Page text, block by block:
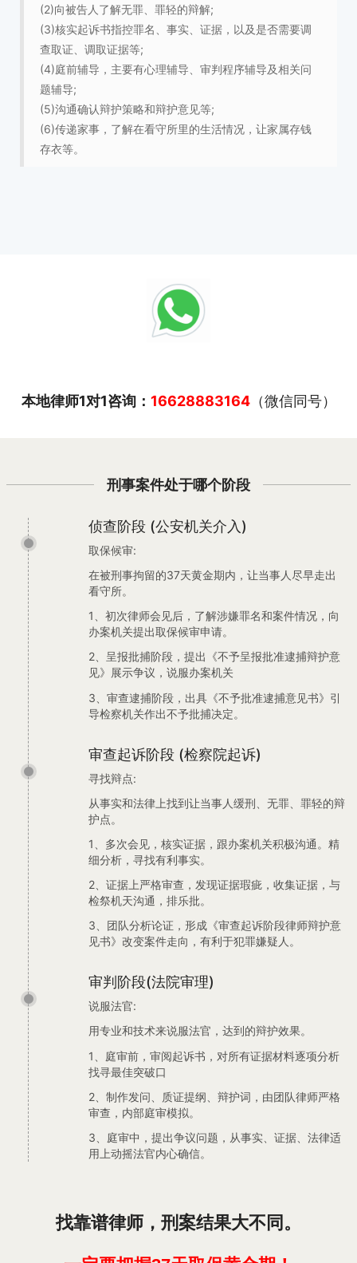
(2)向被告人了解无罪、罪轻的辩解;
(3)核实起诉书指控罪名、事实、证据，以及是否需要调
查取证、调取证据等;
(4)庭前辅导，主要有心理辅导、审判程序辅导及相关问
题辅导;
(5)沟通确认辩护策略和辩护意见等;
(6)传递家事，了解在看守所里的生活情况，让家属存钱
存衣等。
本地律师1对1咨询： 16628883164（微信同号）
刑事案件处于哪个阶段
侦查阶段 (公安机关介入)
取保候审:
在被刑事拘留的37天黄金期内，让当事人尽早走出
看守所。
1、初次律师会见后，了解涉嫌罪名和案件情况，向
办案机关提出取保候审申请。
2、呈报批捕阶段，提出《不予呈报批准逮捕辩护意
见》展示争议，说服办案机关
3、审查逮捕阶段，出具《不予批准逮捕意见书》引
导检察机关作出不予批捕决定。
审查起诉阶段 (检察院起诉)
寻找辩点:
从事实和法律上找到让当事人缓刑、无罪、罪轻的辩
护点。
1、多次会见，核实证据，跟办案机关积极沟通。精
细分析，寻找有利事实。
2、证据上严格审查，发现证据瑕疵，收集证据，与
检祭机天沟通，排乐批。
3、团队分析论证，形成《审查起诉阶段律师辩护意
见书》改变案件走向，有利于犯罪嫌疑人。
审判阶段(法院审理)
说服法官:
用专业和技术来说服法官，达到的辩护效果。
1、庭审前，审阅起诉书，对所有证据材料逐项分析
找寻最佳突破口
2、制作发问、质证提纲、辩护词，由团队律师严格
审查，内部庭审模拟。
3、庭审中，提出争议问题，从事实、证据、法律适
用上动摇法官内心确信。
找靠谱律师，刑案结果大不同。